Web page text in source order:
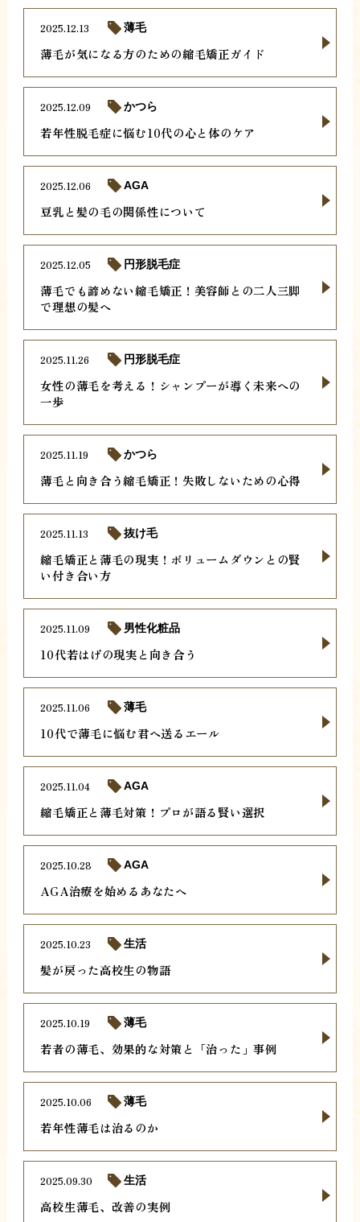
薄毛が気になる方のための縮毛矯正ガイド
2025.12.13 薄毛
若年性脱毛症に悩む10代の心と体のケア
2025.12.09 かつら
豆乳と髪の毛の関係性について
2025.12.06 AGA
薄毛でも諦めない縮毛矯正！美容師との二人三脚
で理想の髪へ
2025.12.05 円形脱毛症
女性の薄毛を考える！シャンプーが導く未来への
一歩
2025.11.26 円形脱毛症
薄毛と向き合う縮毛矯正！失敗しないための心得
2025.11.19 かつら
縮毛矯正と薄毛の現実！ボリュームダウンとの賢
い付き合い方
2025.11.13 抜け毛
10代若はげの現実と向き合う
2025.11.09 男性化粧品
10代で薄毛に悩む君へ送るエール
2025.11.06 薄毛
縮毛矯正と薄毛対策！プロが語る賢い選択
2025.11.04 AGA
AGA治療を始めるあなたへ
2025.10.28 AGA
髪が戻った高校生の物語
2025.10.23 生活
若者の薄毛、効果的な対策と「治った」事例
2025.10.19 薄毛
若年性薄毛は治るのか
2025.10.06 薄毛
高校生薄毛、改善の実例
2025.09.30 生活